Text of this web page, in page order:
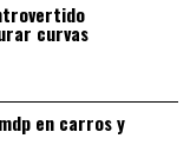
curvas
en carros y